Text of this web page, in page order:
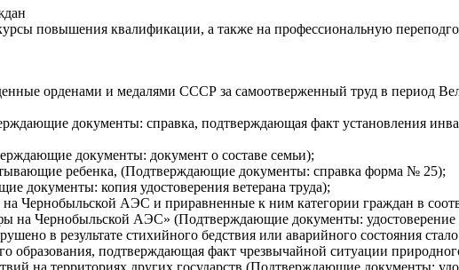
повышения квалификации, а также на профессиональную
орденами и медалями СССР за самоотверженный труд в период
документы: справка, подтверждающая факт установления
документы: документ о составе семьи);
ребенка, (Подтверждающие документы: справка форма № 25);
документы: копия удостоверения ветерана труда);
Чернобыльской АЭС и приравненные к ним категории граждан в
на Чернобыльской АЭС» (Подтверждающие документы:
в результате стихийного бедствия или аварийного состояния
образования, подтверждающая факт чрезвычайной ситуации
на территориях других государств (Подтверждающие документы: